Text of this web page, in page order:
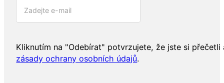
Kliknutím na "Odebírat" potvrzujete, že jste si přečetli
zásady ochrany osobních údajů.